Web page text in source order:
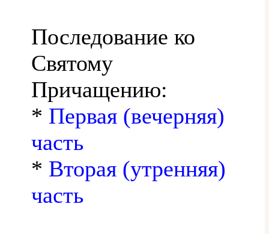
Последование ко
Святому
Причащению:
* Первая (вечерняя)
часть
* Вторая (утренняя)
часть